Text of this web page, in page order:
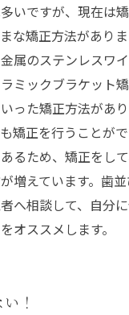
いですが、現在は
な矯正方法があり
属のステンレスワ
ミックブラケット矯
った矯正方法があ
矯正を行うことが
るため、矯正をし
増えています。歯
へ相談して、自分
オススメします。
！